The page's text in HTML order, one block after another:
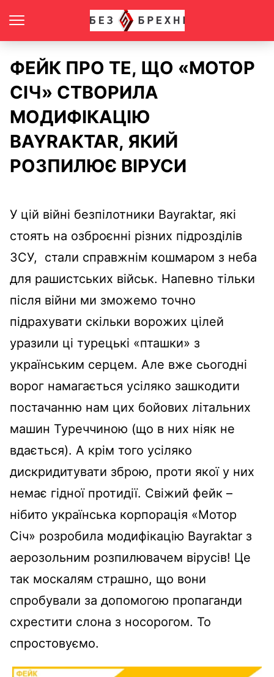
ФЕЙК ПРО ТЕ, ЩО «МОТОР
СІЧ» СТВОРИЛА
МОДИФІКАЦІЮ
BAYRAKTAR, ЯКИЙ
РОЗПИЛЮЄ ВІРУСИ
У цій війні безпілотники Bayraktar, які
стоять на озброєнні різних підрозділів
ЗСУ, стали справжнім кошмаром з неба
для рашистських військ. Напевно тільки
після війни ми зможемо точно
підрахувати скільки ворожих цілей
уразили ці турецькі «пташки» з
українським серцем. Але вже сьогодні
ворог намагається усіляко зашкодити
постачанню нам цих бойових літальних
машин Туреччиною (що в них ніяк не
вдається). А крім того усіляко
дискридитувати зброю, проти якої у них
немає гідної протидії. Свіжий фейк –
нібито українська корпорація «Мотор
Січ» розробила модифікацію Bayraktar з
аерозольним розпилювачем вірусів! Це
так москалям страшно, що вони
спробували за допомогою пропаганди
схрестити слона з носорогом. То
спростовуємо.